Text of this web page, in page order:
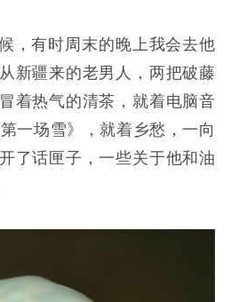
，有时周末的晚上我会去他
新疆来的老男人，两把破藤
着热气的清茶，就着电脑音
一场雪》，就着乡愁，一向
了话匣子，一些关于他和油